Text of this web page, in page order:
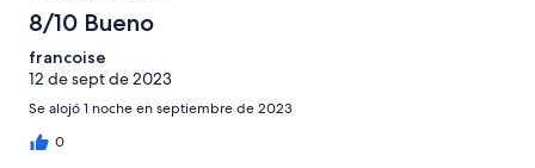
8/10 Bueno
francoise
12 de sept de 2023
Se alojó 1 noche en septiembre de 2023
0